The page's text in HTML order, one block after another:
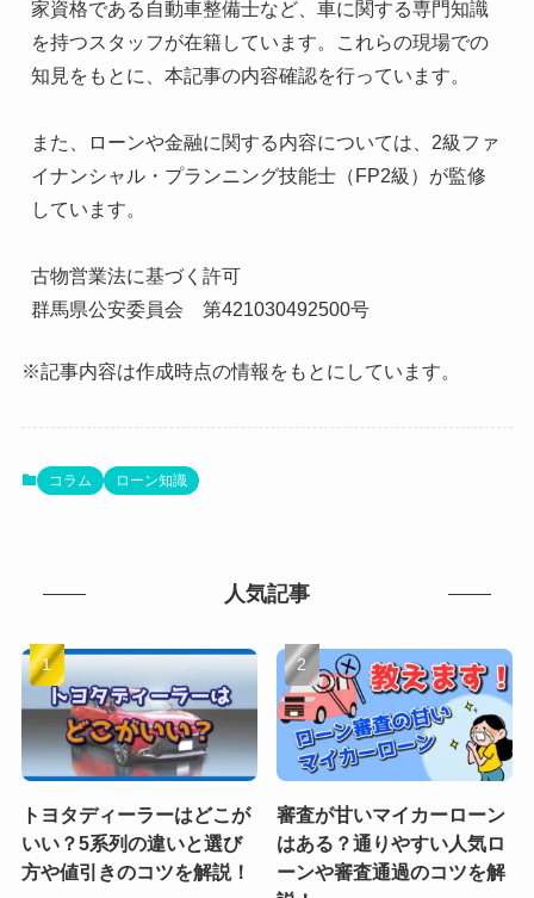
家資格である自動車整備士など、車に関する専門知識
を持つスタッフが在籍しています。これらの現場での
知見をもとに、本記事の内容確認を行っています。
また、ローンや金融に関する内容については、2級ファ
イナンシャル・プランニング技能士（FP2級）が監修
しています。
古物営業法に基づく許可
群馬県公安委員会　第421030492500号
※記事内容は作成時点の情報をもとにしています。
コラム ローン知識
人気記事
トヨタディーラーはどこが
いい？5系列の違いと選び
方や値引きのコツを解説！
審査が甘いマイカーローン
はある？通りやすい人気ロ
ーンや審査通過のコツを解